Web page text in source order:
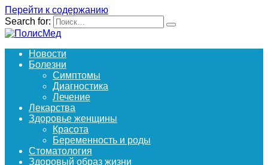
Перейти к содержанию
Search for:
Новости
Болезни
Симптомы
Диагностика
Лечение
Лекарства
Здоровье женщины
Красота
Беременность и роды
Стоматология
Здоровый образ жизни